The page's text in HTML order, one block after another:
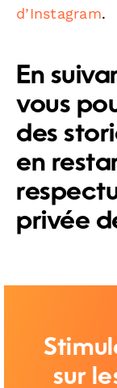
d’Instagram.
En
vous
des
en
privée
sur